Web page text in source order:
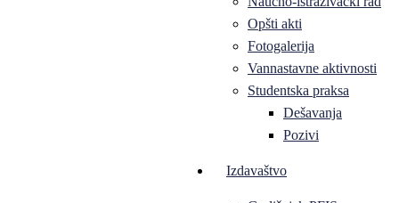
Opšti akti
Fotogalerija
Vannastavne aktivnosti
Studentska praksa
Dešavanja
Pozivi
Izdavaštvo